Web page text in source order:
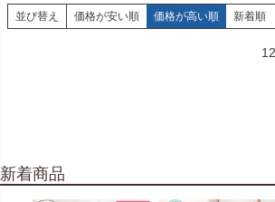
並び替え 価格が安い順 価格が高い順 新着順
新着商品